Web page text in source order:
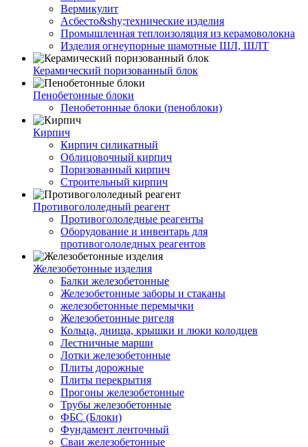
Вермикулит
Асбесто&shy;технические изделия
Промышленная теплоизоляция из керамоволокна
Изделия огнеупорные шамотные ШЛ, ШЛТ
Керамический поризованный блок
Пенобетонные блоки
Пенобетонные блоки (пеноблоки)
Кирпич
Кирпич силикатный
Облицовочный кирпич
Поризованный кирпич
Строительный кирпич
Противогололедный реагент
Противогололедные реагенты
Оборудование и инвентарь для
противогололедных реагентов
Железобетонные изделия
Балки железобетонные
Железобетонные заборы и стаканы
железобетонные перемычки
Железобетонные ригеля
Кольца, днища, крышки и люки колодцев
Лестничные марши
Лотки железобетонные
Плиты дорожные
Плиты перекрытия
Прогоны железобетонные
Трубы железобетонные
ФБС (Блоки)
Фундамент ленточный
Сваи железобетонные